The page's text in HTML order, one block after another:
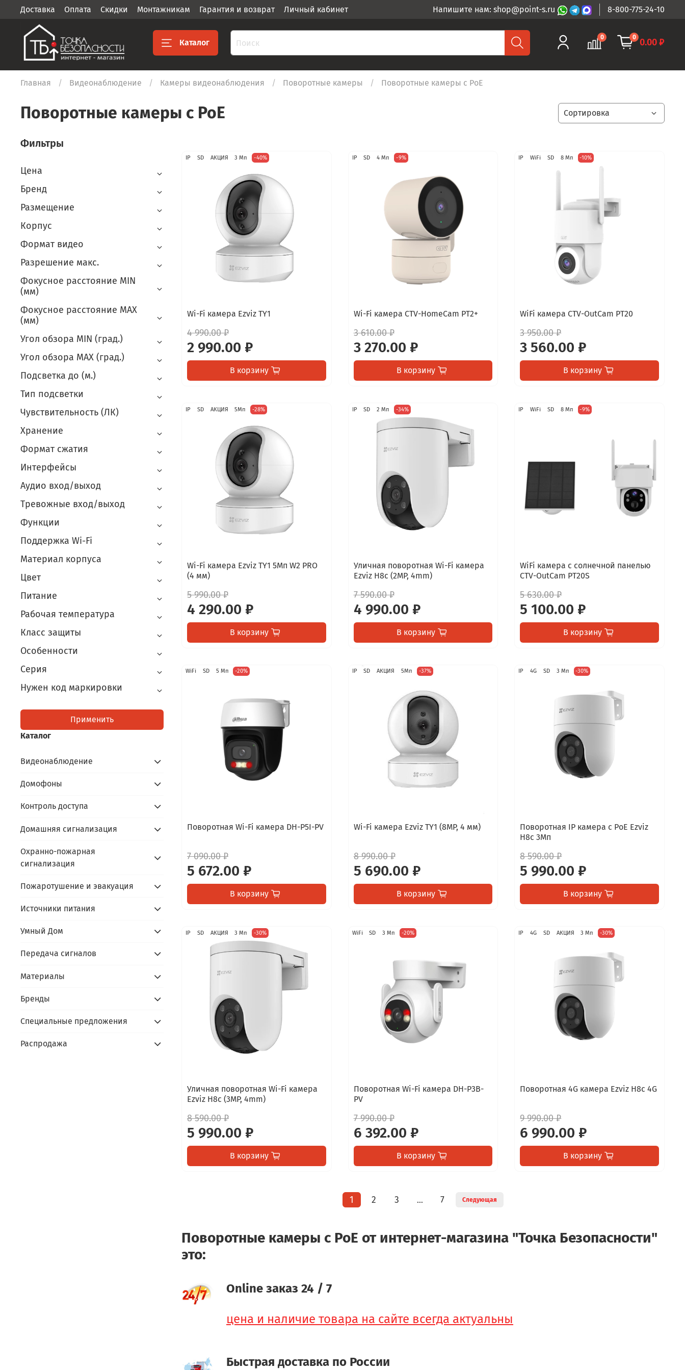
Доставка Оплата Скидки Монтажникам Гарантия и возврат Личный кабинет Напишите нам: shop@point-s.ru 8-800-775-24-10
Каталог
0 0 0.00 ₽
Главная Видеонаблюдение Камеры видеонаблюдения Поворотные камеры Поворотные камеры с PoE
Поворотные камеры с PoE
IP SD АКЦИЯ 3 Мп -40%
Wi-Fi камера Ezviz TY1
4 990.00 ₽
2 990.00 ₽
В корзину
IP SD 4 Мп -9%
Wi-Fi камера CTV-HomeCam PT2+
3 610.00 ₽
3 270.00 ₽
В корзину
IP WiFi SD 8 Мп -10%
WiFi камера CTV-OutCam PT20
3 950.00 ₽
3 560.00 ₽
В корзину
IP SD АКЦИЯ 5Мп -28%
Wi-Fi камера Ezviz TY1 5Мп W2 PRO
(4 мм)
5 990.00 ₽
4 290.00 ₽
В корзину
IP SD 2 Мп -34%
Уличная поворотная Wi-Fi камера
Ezviz H8c (2MP, 4mm)
7 590.00 ₽
4 990.00 ₽
В корзину
IP WiFi SD 8 Мп -9%
WiFi камера с солнечной панелью
CTV-OutCam PT20S
5 630.00 ₽
5 100.00 ₽
В корзину
WiFi SD 5 Мп -20%
Поворотная Wi-Fi камера DH-P5I-PV
7 090.00 ₽
5 672.00 ₽
В корзину
IP SD АКЦИЯ 5Мп -37%
Wi-Fi камера Ezviz TY1 (8MP, 4 мм)
8 990.00 ₽
5 690.00 ₽
В корзину
IP 4G SD 3 Мп -30%
Поворотная IP камера c PoE Ezviz
H8c 3Мп
8 590.00 ₽
5 990.00 ₽
В корзину
IP SD АКЦИЯ 3 Мп -30%
Уличная поворотная Wi-Fi камера
Ezviz H8c (3MP, 4mm)
8 590.00 ₽
5 990.00 ₽
В корзину
WiFi SD 3 Мп -20%
Поворотная Wi-Fi камера DH-P3B-
PV
7 990.00 ₽
6 392.00 ₽
В корзину
IP 4G SD АКЦИЯ 3 Мп -30%
Поворотная 4G камера Ezviz H8c 4G
9 990.00 ₽
6 990.00 ₽
В корзину
1 2 3 … 7 Следующая
Поворотные камеры с PoE от интернет-магазина "Точка Безопасности"
это:
Online заказ 24 / 7
цена и наличие товара на сайте всегда актуальны
Быстрая доставка по России
Фильтры
Цена
Бренд
Размещение
Корпус
Формат видео
Разрешение макс.
Фокусное расстояние MIN
(мм)
Фокусное расстояние MAX
(мм)
Угол обзора MIN (град.)
Угол обзора MAX (град.)
Подсветка до (м.)
Тип подсветки
Чувствительность (ЛК)
Хранение
Формат сжатия
Интерфейсы
Аудио вход/выход
Тревожные вход/выход
Функции
Поддержка Wi-Fi
Материал корпуса
Цвет
Питание
Рабочая температура
Класс защиты
Особенности
Серия
Нужен код маркировки
Применить
Каталог
Видеонаблюдение
Домофоны
Контроль доступа
Домашняя сигнализация
Охранно-пожарная
сигнализация
Пожаротушение и эвакуация
Источники питания
Умный Дом
Передача сигналов
Материалы
Бренды
Специальные предложения
Распродажа